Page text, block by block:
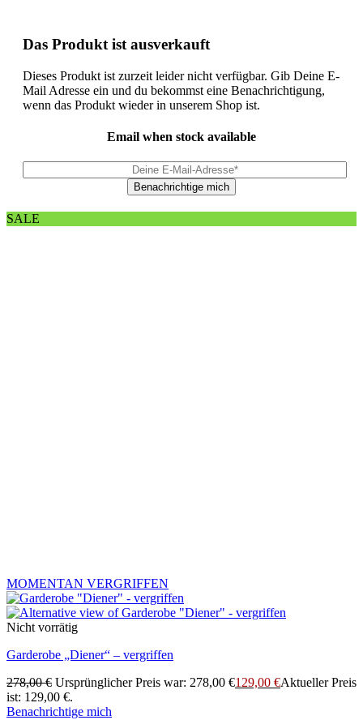
Das Produkt ist ausverkauft
Dieses Produkt ist zurzeit leider nicht verfügbar. Gib Deine E-
Mail Adresse ein und du bekommst eine Benachrichtigung,
wenn das Produkt wieder in unserem Shop ist.
Email when stock available
SALE
MOMENTAN VERGRIFFEN
Nicht vorrätig
Garderobe „Diener“ – vergriffen
278,00€ Ursprünglicher Preis war: 278,00 €129,00 €Aktueller Preis
ist: 129,00 €.
Benachrichtige mich